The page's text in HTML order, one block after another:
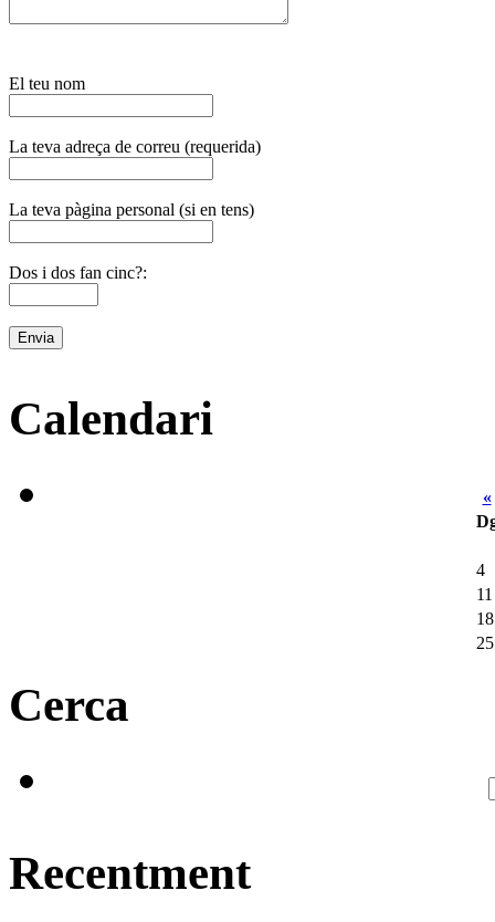
El teu nom
La teva adreça de correu (requerida)
La teva pàgina personal (si en tens)
Dos i dos fan cinc?:
Calendari
«
4
11
18
25
Cerca
Recentment